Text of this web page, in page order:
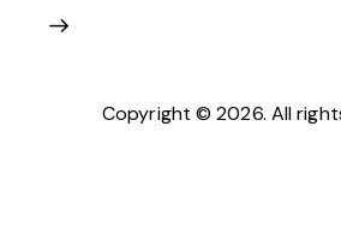
Copyright © 2026. All